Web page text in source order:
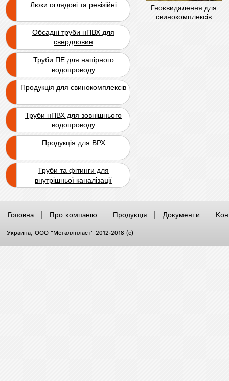
Гноєвидалення для
свинокомплексів
Люки оглядові та ревізійні
Обсадні труби нПВХ для
свердловин
Труби ПЕ для напірного
водопроводу
Продукція для свинокомплексів
Труби нПВХ для зовнішнього
водопроводу
Продукція для ВРХ
Труби та фітинги для
внутрішньої каналізації
Головна Про компанію Продукція Документи
Украина, ООО "Металлпласт" 2012-2018 (с)